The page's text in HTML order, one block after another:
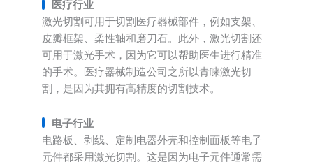
医疗行业
激光切割可用于切割医疗器械部件，例如支架、
皮瓣框架、柔性轴和磨刀石。此外，激光切割还
可用于激光手术，因为它可以帮助医生进行精准
的手术。医疗器械制造公司之所以青睐激光切
割，是因为其拥有高精度的切割技术。
电子行业
电路板、剥线、定制电器外壳和控制面板等电子
元件都采用激光切割。这是因为电子元件通常需